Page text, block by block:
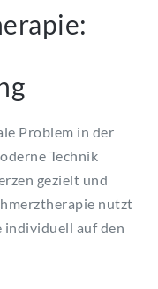
Problem in der
Technik
gezielt und
nutzt
individuell auf den